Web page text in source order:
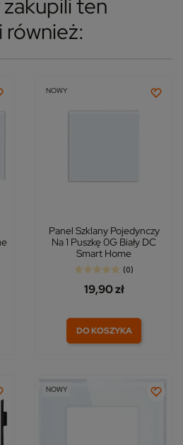
ten
NOWY
Panel Szklany Pojedynczy
Na 1 Puszkę 0G Biały DC
Smart Home
(0)
19,90 zł
DO KOSZYKA
NOWY